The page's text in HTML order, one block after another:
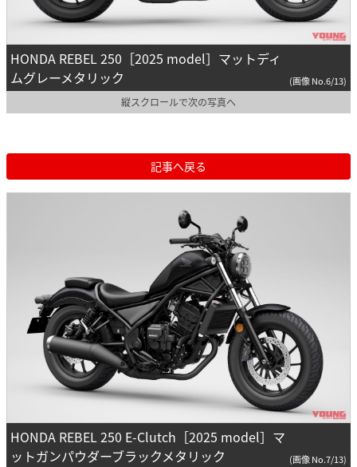
HONDA REBEL 250［2025 model］マットディ
ムグレーメタリック
(画像 No.6/13)
縦スクロールで次の写真へ
記事へ戻る
HONDA REBEL 250 E-Clutch［2025 model］マ
ットガンパウダーブラックメタリック
(画像 No.7/13)